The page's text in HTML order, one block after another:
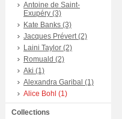
Antoine de Saint-
Exupéry (3)
Kate Banks (3)
Jacques Prévert (2)
Laini Taylor (2)
Romuald (2)
Aki (1)
Alexandra Garibal (1)
Alice Bohl (1)
Collections